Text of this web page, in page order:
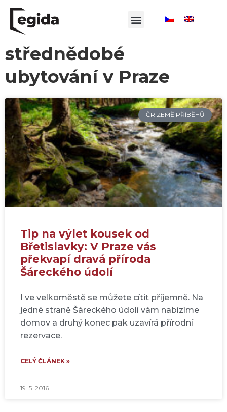
střednědobé
ubytování v Praze
ČR ZEMĚ PŘÍBĚHŮ
Tip na výlet kousek od
Břetislavky: V Praze vás
překvapí dravá příroda
Šáreckého údolí
I ve velkoměstě se můžete cítit příjemně. Na
jedné straně Šáreckého údolí vám nabízíme
domov a druhý konec pak uzavírá přírodní
rezervace.
CELÝ ČLÁNEK »
19. 5. 2016